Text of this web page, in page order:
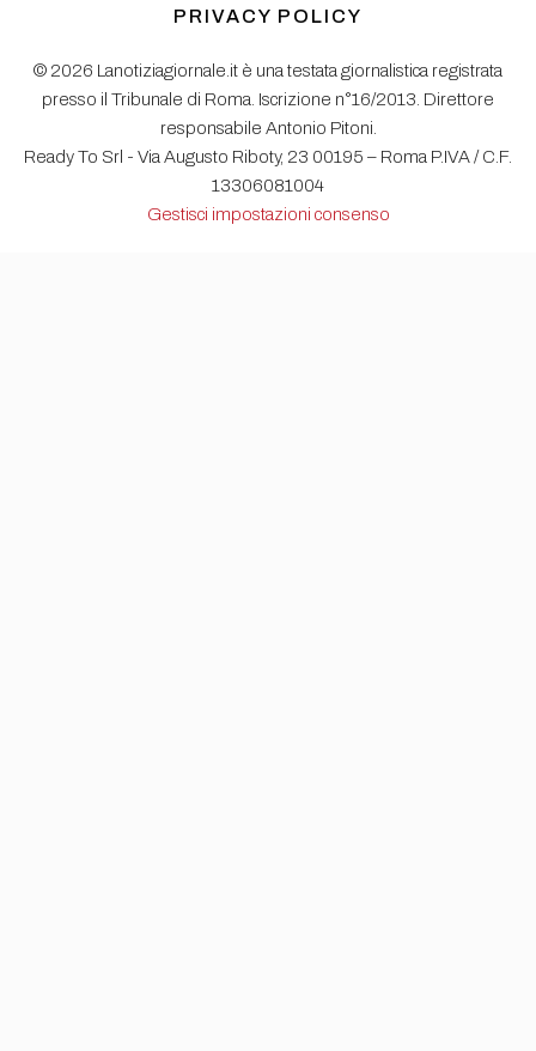
PRIVACY POLICY
© 2026 Lanotiziagiornale.it è una testata giornalistica registrata
presso il Tribunale di Roma. Iscrizione n°16/2013. Direttore
responsabile Antonio Pitoni.
Ready To Srl - Via Augusto Riboty, 23 00195 – Roma P.IVA / C.F.
13306081004
Gestisci impostazioni consenso